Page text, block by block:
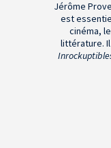
Jérôme
est
cinéma,
littérature.